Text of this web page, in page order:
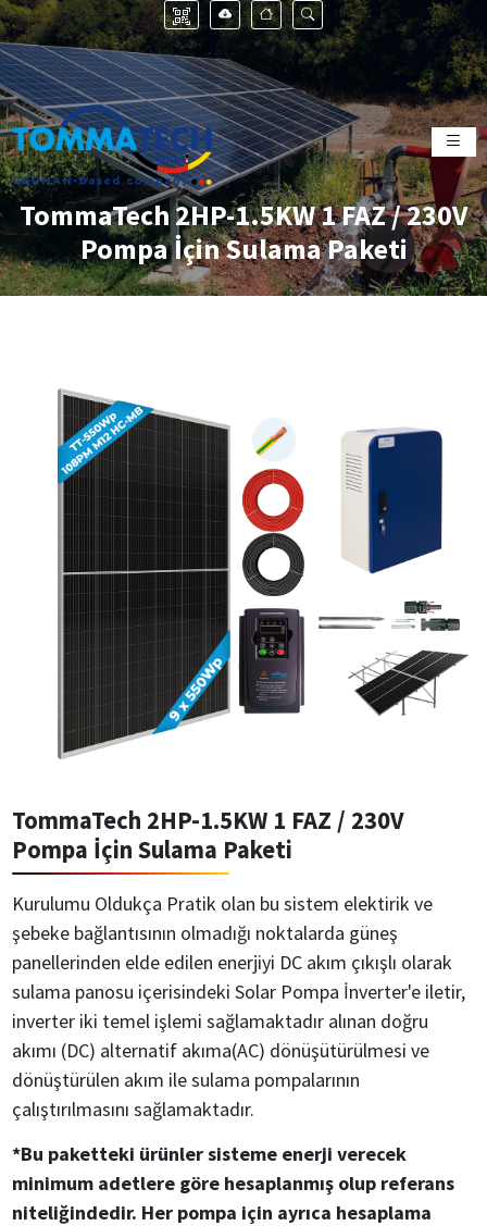
TommaTech 2HP-1.5KW 1 FAZ / 230V
Pompa İçin Sulama Paketi
TommaTech 2HP-1.5KW 1 FAZ / 230V
Pompa İçin Sulama Paketi
Kurulumu Oldukça Pratik olan bu sistem elektirik ve
şebeke bağlantısının olmadığı noktalarda güneş
panellerinden elde edilen enerjiyi DC akım çıkışlı olarak
sulama panosu içerisindeki Solar Pompa İnverter'e iletir,
inverter iki temel işlemi sağlamaktadır alınan doğru
akımı (DC) alternatif akıma(AC) dönüşütürülmesi ve
dönüştürülen akım ile sulama pompalarının
çalıştırılmasını sağlamaktadır.
*Bu paketteki ürünler sisteme enerji verecek
minimum adetlere göre hesaplanmış olup referans
niteliğindedir. Her pompa için ayrıca hesaplama